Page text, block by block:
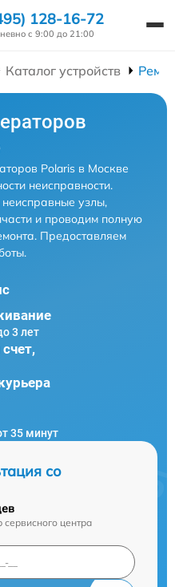
128-16-72
с 9:00 до 21:00
Каталог устройств
Polaris в Москве
неисправности.
узлы,
и проводим полную
Предоставляем
3 лет
35 минут
со
сервисного центра